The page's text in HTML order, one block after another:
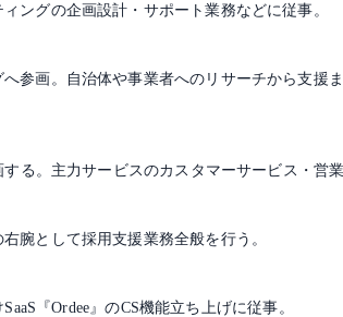
ングの企画設計・サポート業務などに従事。
参画。自治体や事業者へのリサーチから支援
る。主力サービスのカスタマーサービス・営
腕として採用支援業務全般を行う。
『Ordee』のCS機能立ち上げに従事。